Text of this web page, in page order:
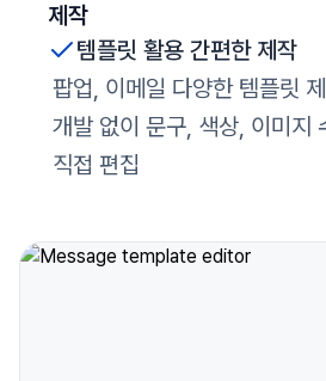
제작
템플릿 활용 간편한 제작
팝업, 이메일 다양한 템플릿
개발 없이 문구, 색상, 이미
직접 편집